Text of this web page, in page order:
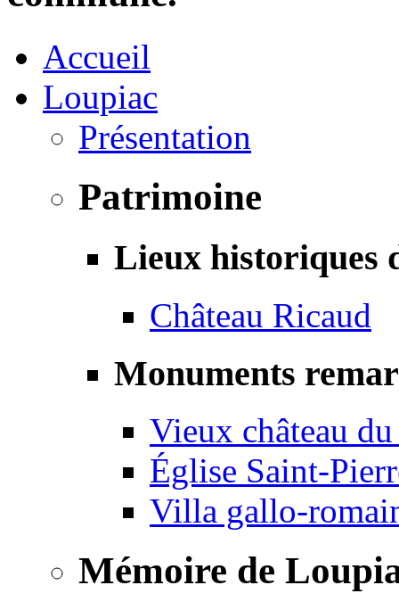
Accueil
Loupiac
Présentation
Patrimoine
Lieux historiques
Château Ricaud
Monuments
Vieux château
Église Saint-
Villa gallo-
Mémoire de